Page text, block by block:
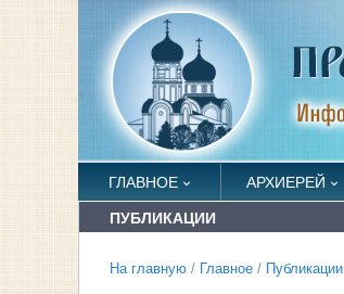
ГЛАВНОЕ АРХИЕРЕЙ
ПУБЛИКАЦИИ
На главную / Главное / Публикации